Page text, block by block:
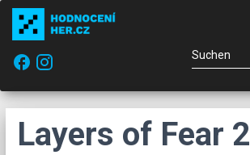
facebook
Layers of Fear 2